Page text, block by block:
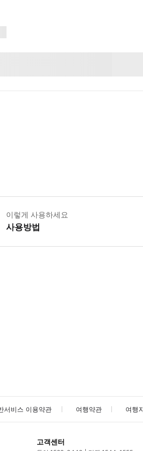
1일-11월 30일: 06:30-18:30 12월 1일-다음 해
이렇게 사용하세요
사용방법
서비스 이용약관 여행약관 여행
고객센터